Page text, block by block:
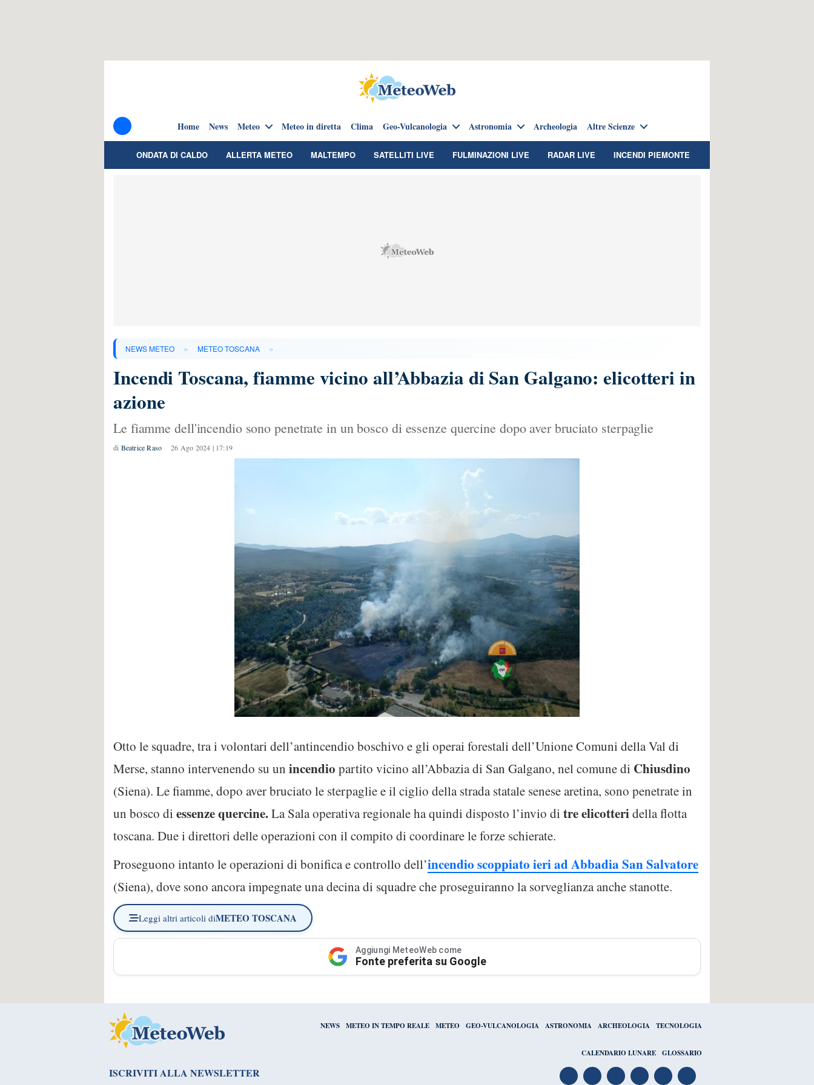
Home News Meteo Meteo in diretta Clima Geo-Vulcanologia Astronomia Archeologia Altre Scienze
ONDATA DI CALDO ALLERTA METEO MALTEMPO SATELLITI LIVE FULMINAZIONI LIVE RADAR LIVE INCENDI PIEMONTE
NEWS METEO » METEO TOSCANA »
Incendi Toscana, fiamme vicino all’Abbazia di San Galgano: elicotteri in
azione
Le fiamme dell'incendio sono penetrate in un bosco di essenze quercine dopo aver bruciato sterpaglie
di Beatrice Raso 26 Ago 2024 | 17:19
Otto le squadre, tra i volontari dell’antincendio boschivo e gli operai forestali dell’Unione Comuni della Val di
Merse, stanno intervenendo su un incendio partito vicino all’Abbazia di San Galgano, nel comune di Chiusdino
(Siena). Le fiamme, dopo aver bruciato le sterpaglie e il ciglio della strada statale senese aretina, sono penetrate in
un bosco di essenze quercine.La Sala operativa regionale ha quindi disposto l’invio di tre elicotteridella flotta
toscana. Due i direttori delle operazioni con il compito di coordinare le forze schierate.
Proseguono intanto le operazioni di bonifica e controllo dell’incendio scoppiato ieri ad Abbadia San Salvatore
(Siena), dove sono ancora impegnate una decina di squadre che proseguiranno la sorveglianza anche stanotte.
Leggi altri articoli diMETEO TOSCANA
Aggiungi MeteoWeb come
Fonte preferita su Google
NEWS METEO IN TEMPO REALE METEO GEO-VULCANOLOGIA ASTRONOMIA ARCHEOLOGIA TECNOLOGIA
CALENDARIO LUNARE GLOSSARIO
ISCRIVITI ALLA NEWSLETTER